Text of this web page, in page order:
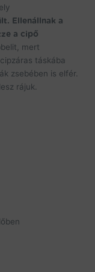
Ellenállnak a
a cipő
mert
táskába
zsebében is elfér.
rájuk.